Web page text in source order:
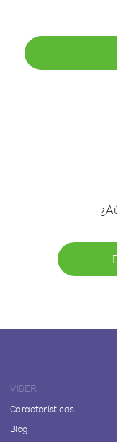
VIBER
Características
Blog